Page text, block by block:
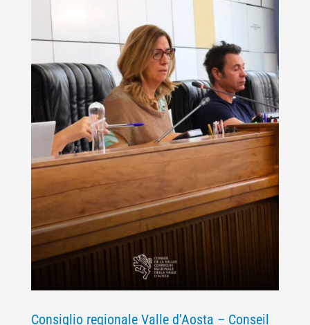
Consiglio regionale Valle d’Aosta – Conseil